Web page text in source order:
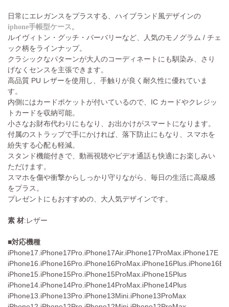
日常にエレガンスをプラスする、ハイブランド風デザインの
iphone手帳型ケース 。
ルイヴィトン・グッチ・バーバリーなど、人気のモノグラム / チェ
ック柄をラインナップ。
クラシックなパターンが大人のコーディネートにも馴染み、さり
げなくセンスを主張できます。
高品質 PU レザーを使用し、手触りが良く耐久性に優れていま
す。
内側にはカードポケットが付いているので、IC カードやクレジッ
トカードを収納可能。
小さなお財布代わりにもなり、お出かけがスマートになります。
付属のストラップで手にかければ、落下防止にもなり、スマホを
紛失する心配も軽減。
スタンド機能付きで、動画視聴やビデオ通話も快適にお楽しみい
ただけます。
スマホを傷や衝撃からしっかり守りながら、毎日の生活に高級感
をプラス。
プレゼントにもおすすめの、大人気デザインです。
素 材:レザー
■対応機種
iPhone17.iPhone17Pro.iPhone17Air.iPhone17ProMax.iPhone17E
iPhone16.iPhone16Pro.iPhone16ProMax.iPhone16Plus.iPhone16E
iPhone15.iPhone15Pro.iPhone15ProMax.iPhone15Plus
iPhone14.iPhone14Pro.iPhone14ProMax.iPhone14Plus
iPhone13.iPhone13Pro.iPhone13Mini.iPhone13ProMax